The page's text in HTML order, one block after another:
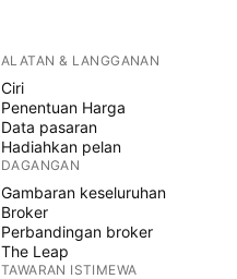
ALATAN & LANGGANAN
Ciri
Penentuan Harga
Data pasaran
Hadiahkan pelan
DAGANGAN
Gambaran keseluruhan
Broker
Perbandingan broker
The Leap
TAWARAN ISTIMEWA